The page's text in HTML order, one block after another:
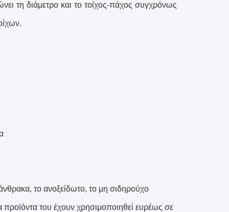
τη διάμετρο και το τοίχος-πάχος συγχρόνως
το ανοξείδωτο, το μη σιδηρούχο
του έχουν χρησιμοποιηθεί ευρέως σε